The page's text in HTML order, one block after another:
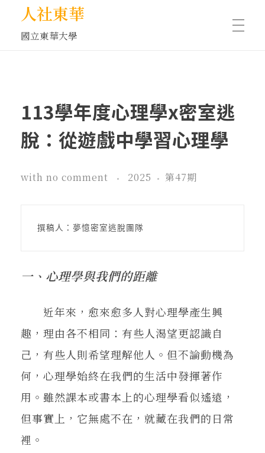
人社東華
國立東華大學
藝文空間
關鍵詞
東華風景
113學年度心理學x密室逃
脫：從遊戲中學習心理學
with no comment 2025 第47期
撰稿人：夢憶密室逃脫團隊
一、心理學與我們的距離
近年來，愈來愈多人對心理學產生興
趣，理由各不相同：有些人渴望更認識自
己，有些人則希望理解他人。但不論動機為
何，心理學始終在我們的生活中發揮著作
用。雖然課本或書本上的心理學看似遙遠，
但事實上，它無處不在，就藏在我們的日常
裡。